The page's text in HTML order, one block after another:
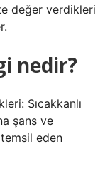
değer verdikleri
nedir?
Sıcakkanlı
şans ve
eden